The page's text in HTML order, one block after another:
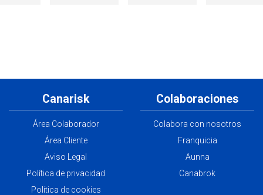
Canarisk
Área Colaborador
Área Cliente
Aviso Legal
Política de privacidad
Política de cookies
Colaboraciones
Colabora con nosotros
Franquicia
Aunna
Canabrok